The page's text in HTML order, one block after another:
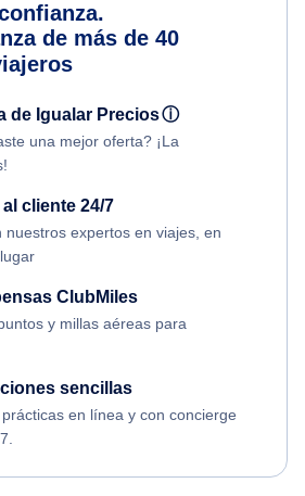
de más de 40
de Igualar Preciosⓘ
una mejor oferta? ¡La
cliente 24/7
nuestros expertos en viajes, en
ClubMiles
y millas aéreas para
sencillas
en línea y con concierge